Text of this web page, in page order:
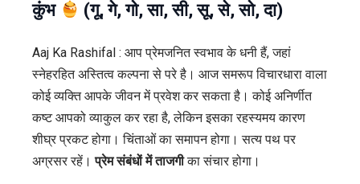
कुंभ (गू, गे, गो, सा, सी, सू, से, सो, दा)
Aaj Ka Rashifal : आप प्रेमजनित स्वभाव के धनी हैं, जहां
स्नेहरहित अस्तित्व कल्पना से परे है। आज समरूप विचारधारा वाला
कोई व्यक्ति आपके जीवन में प्रवेश कर सकता है। कोई अनिर्णीत
कष्ट आपको व्याकुल कर रहा है, लेकिन इसका रहस्यमय कारण
शीघ्र प्रकट होगा। चिंताओं का समापन होगा। सत्य पथ पर
अग्रसर रहें।प्रेम संबंधों में ताजगीका संचार होगा।